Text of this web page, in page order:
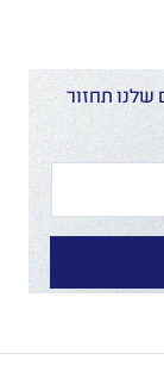
שלנו תחזור